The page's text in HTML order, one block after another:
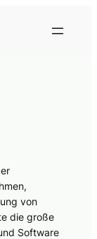
von
die große
Software